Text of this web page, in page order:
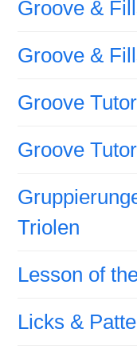
Groove &
Groove &
Groove
Groove
Triolen
Lesson of
Licks &